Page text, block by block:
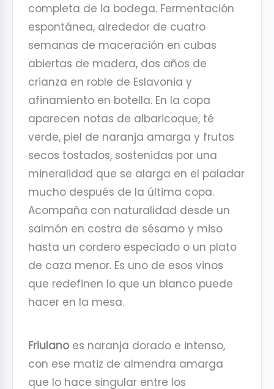
completa de la bodega. Fermentación
espontánea, alrededor de cuatro
semanas de maceración en cubas
abiertas de madera, dos años de
crianza en roble de Eslavonia y
afinamiento en botella. En la copa
aparecen notas de albaricoque, té
verde, piel de naranja amarga y frutos
secos tostados, sostenidas por una
mineralidad que se alarga en el paladar
mucho después de la última copa.
Acompaña con naturalidad desde un
salmón en costra de sésamo y miso
hasta un cordero especiado o un plato
de caza menor. Es uno de esos vinos
que redefinen lo que un blanco puede
hacer en la mesa.
Friulanoes naranja dorado e intenso,
con ese matiz de almendra amarga
que lo hace singular entre los